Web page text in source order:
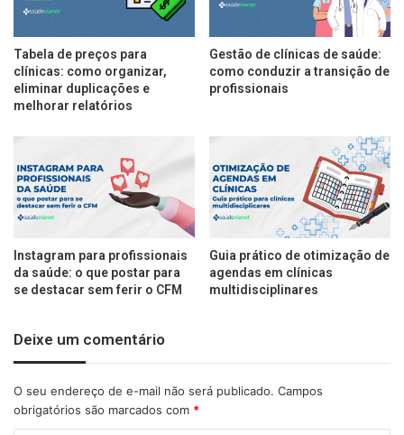
Tabela de preços para
clínicas: como organizar,
eliminar duplicações e
melhorar relatórios
Gestão de clínicas de saúde:
como conduzir a transição de
profissionais
Instagram para profissionais
da saúde: o que postar para
se destacar sem ferir o CFM
Guia prático de otimização de
agendas em clínicas
multidisciplinares
Deixe um comentário
O seu endereço de e-mail não será publicado. Campos
obrigatórios são marcados com *